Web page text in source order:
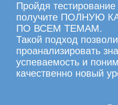
Пройдя
получите ПОЛНУЮ
ПО ВСЕМ ТЕМАМ.
Такой подход
проанализировать
успеваемость и
качественно новый